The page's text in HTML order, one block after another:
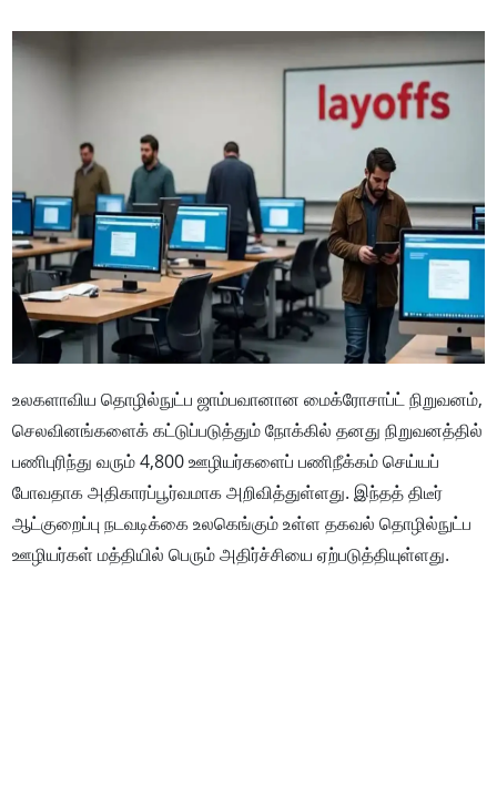
உலகளாவிய தொழில்நுட்ப ஜாம்பவானான மைக்ரோசாப்ட் நிறுவனம்,
செலவினங்களைக் கட்டுப்படுத்தும் நோக்கில் தனது நிறுவனத்தில்
பணிபுரிந்து வரும் 4,800 ஊழியர்களைப் பணிநீக்கம் செய்யப்
போவதாக அதிகாரப்பூர்வமாக அறிவித்துள்ளது. இந்தத் திடீர்
ஆட்குறைப்பு நடவடிக்கை உலகெங்கும் உள்ள தகவல் தொழில்நுட்ப
ஊழியர்கள் மத்தியில் பெரும் அதிர்ச்சியை ஏற்படுத்தியுள்ளது.